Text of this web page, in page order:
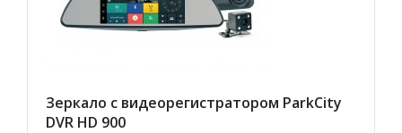
Зеркало с видеорегистратором ParkCity
DVR HD 900